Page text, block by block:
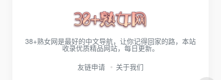
38+熟女网是最好的中文导航，让你记得回家的路，本站
收录优质精品网站，每日更新。
友链申请
关于我们